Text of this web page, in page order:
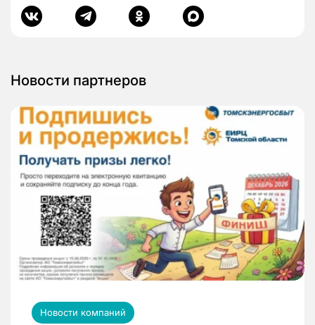
Новости партнеров
Новости компаний